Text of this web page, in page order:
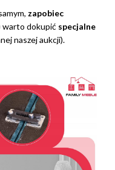
zapobiec
warto dokupić specjalne
naszej aukcji).